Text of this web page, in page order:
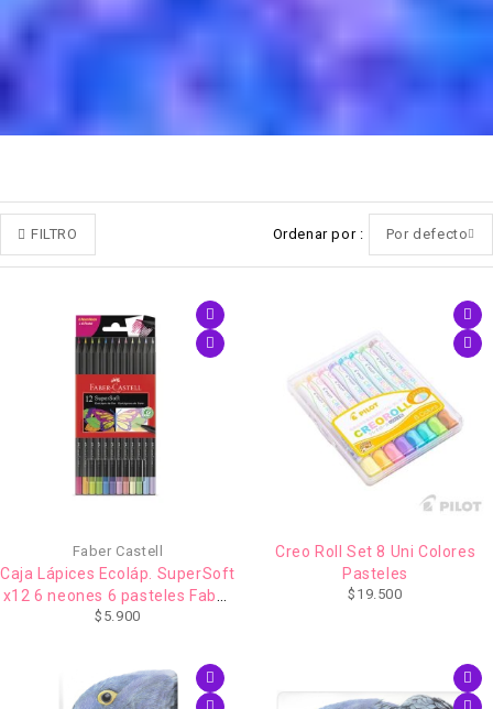
FILTRO Ordenar por Por defecto
Faber Castell
Caja Lápices Ecoláp. SuperSoft
x12 6 neones 6 pasteles Faber
Castell
$ 5.900
Creo Roll Set 8 Uni Colores
Pasteles
$ 19.500